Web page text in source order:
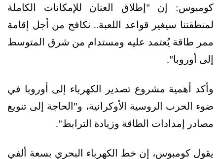
كومبوس: إن "إطلاق العنان للإمكانات الكاملة
لمنطقتنا سيغير قواعد اللعبة.. نكافح من أجل إقامة
ممر طاقة يُعتمد عليه ومستدام من شرق المتوسط
إلى أوروبا".
وأكد أهمية مشروع تصدير الكهرباء إلى أوروبا في
ضوء الحرب الروسية الأوكرانية، و"الحاجة إلى تنويع
مصادر إمدادات الطاقة وزيادة الترابط".
يقول كومبوس، إن خط الكهرباء البحري بسعة ألفي